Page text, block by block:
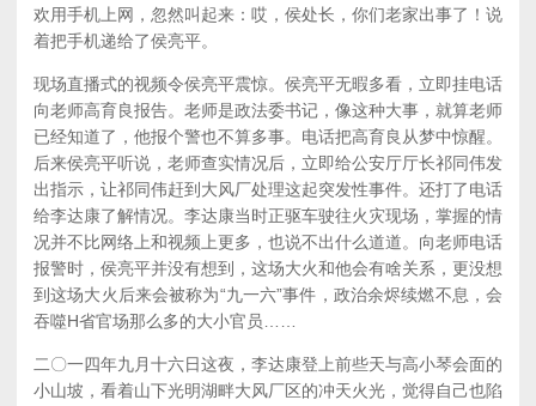
欢用手机上网，忽然叫起来：哎，侯处长，你们老家出事了！说
着把手机递给了侯亮平。
现场直播式的视频令侯亮平震惊。侯亮平无暇多看，立即挂电话
向老师高育良报告。老师是政法委书记，像这种大事，就算老师
已经知道了，他报个警也不算多事。电话把高育良从梦中惊醒。
后来侯亮平听说，老师查实情况后，立即给公安厅厅长祁同伟发
出指示，让祁同伟赶到大风厂处理这起突发性事件。还打了电话
给李达康了解情况。李达康当时正驱车驶往火灾现场，掌握的情
况并不比网络上和视频上更多，也说不出什么道道。向老师电话
报警时，侯亮平并没有想到，这场大火和他会有啥关系，更没想
到这场大火后来会被称为“九一六”事件，政治余烬续燃不息，会
吞噬H省官场那么多的大小官员……
二〇一四年九月十六日这夜，李达康登上前些天与高小琴会面的
小山坡，看着山下光明湖畔大风厂区的冲天火光，觉得自己也陷